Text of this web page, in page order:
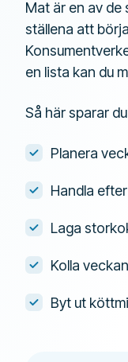
Mat är en av
ställena att
en lista kan du
Så här sparar
Planera
Handla
Laga
Kolla
Byt ut